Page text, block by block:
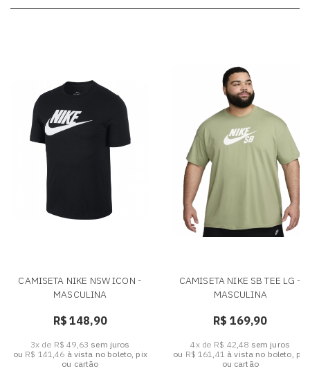
CAMISETA NIKE NSW ICON -
MASCULINA
R$ 148,90
3x de R$ 49,63 sem juros
ou R$ 141,46 à vista no boleto, pix
ou cartão
CAMISETA NIKE SB TEE LG -
MASCULINA
R$ 169,90
4x de R$ 42,48 sem juros
ou R$ 161,41 à vista no boleto, pix
ou cartão